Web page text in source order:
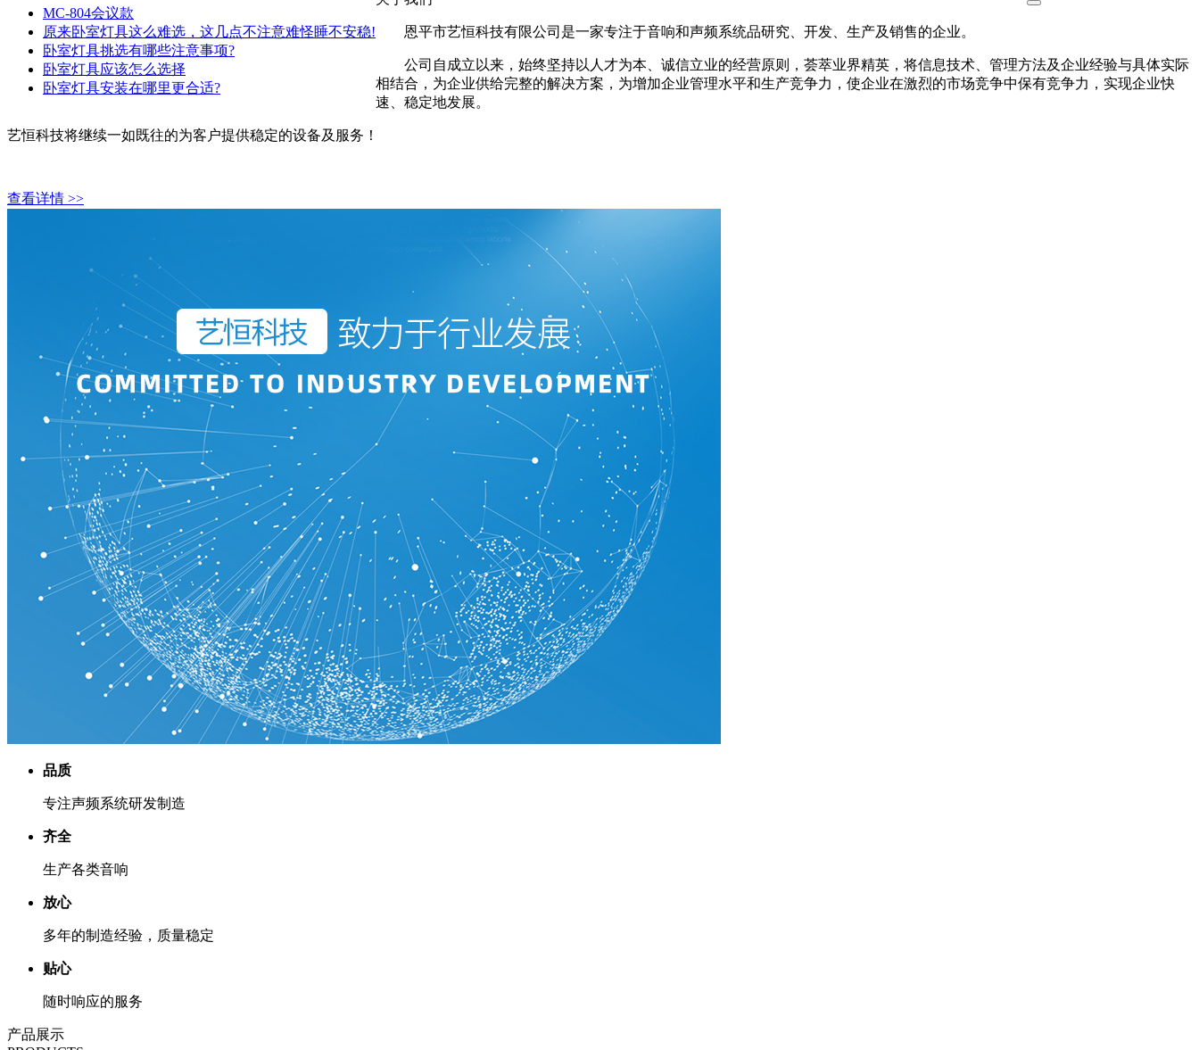
MC-804会议款
原来卧室灯具这么难选，这几点不注意难怪睡不安稳!
卧室灯具挑选有哪些注意事项?
卧室灯具应该怎么选择
卧室灯具安装在哪里更合适?
恩平市艺恒科技有限公司是一家专注于音响和声频系统品研究、开发、生产及销售的企业。
公司自成立以来，始终坚持以人才为本、诚信立业的经营原则，荟萃业界精英，将信息技术、管理方法及企业经验与具体实际
相结合，为企业供给完整的解决方案，为增加企业管理水平和生产竞争力，使企业在激烈的市场竞争中保有竞争力，实现企业快
速、稳定地发展。
艺恒科技将继续一如既往的为客户提供稳定的设备及服务！
查看详情 >>
品质
专注声频系统研发制造
齐全
生产各类音响
放心
多年的制造经验，质量稳定
贴心
随时响应的服务
产品展示